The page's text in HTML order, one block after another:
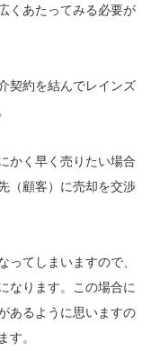
くあたってみる必要が
契約を結んでレインズ
かく早く売りたい場合
（顧客）に売却を交渉
てしまいますので、
なります。この場合に
あるように思いますの
す。